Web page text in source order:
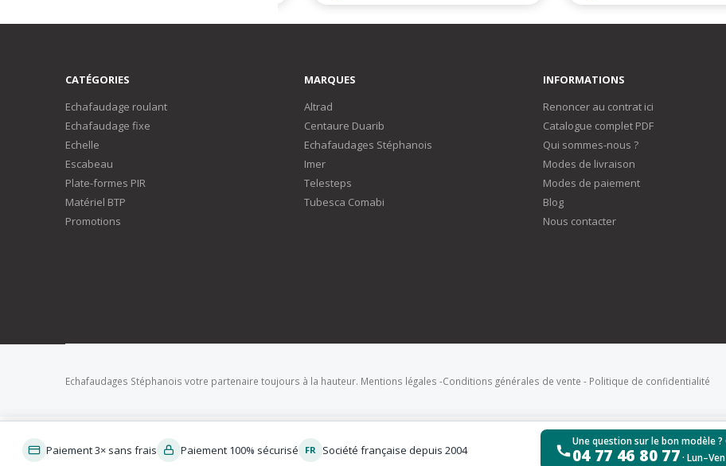
CATÉGORIES
Echafaudage roulant
Echafaudage fixe
Echelle
Escabeau
Plate-formes PIR
Matériel BTP
Promotions
MARQUES
Altrad
Centaure Duarib
Echafaudages Stéphanois
Imer
Telesteps
Tubesca Comabi
INFORMATIONS
Renoncer au contrat ici
Catalogue complet PDF
Qui sommes-nous ?
Modes de livraison
Modes de paiement
Blog
Nous contacter
Echafaudages Stéphanois votre partenaire toujours à la hauteur. Mentions légales -Conditions générales de vente - Politique de confidentialité
Paiement 3× sans frais Paiement 100% sécurisé FR Société française depuis 2004
Une question sur le bon modèle
04 77 46 80 77·